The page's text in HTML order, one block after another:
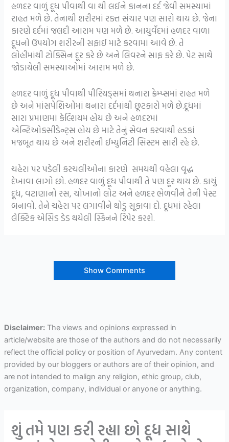
હળદર વાળું દૂધ પીવાથી વા થી લઈને કાનના દર્દ જેવી સમસ્યામાં
રાહત મળે છે. તેનાથી શરીરમાં રક્ત સંચાર પણ સારો થાય છે. જેના
કારણે દર્દમાં જલદી આરામ પણ મળે છે. આયુર્વેદમાં હળદર વાળા
દૂધનો ઉપયોગ શરીરની સફાઈ માટે કરવામાં આવે છે. તે
લોહીમાંથી ટોક્સિન દૂર કરે છે અને લિવરને સાફ કરે છે. પેટ સાથે
જોડાયેલી સમસ્યાઓમાં આરામ મળે છે.
હળદર વાળું દૂધ પીવાથી પીરિયડ્સમાં થનારા ક્રેમ્પ્સમાં રાહત મળે
છે અને માંસપેશિઓમાં થનારા દર્દમાંથી છૂટકારો મળે છે.દૂધમાં
સારા પ્રમાણમાં કેલ્શિયમ હોય છે અને હળદરમાં
એન્ટિઓક્સીડેન્ટ્સ હોય છે માટે તેનું સેવન કરવાથી હડકાં
મજબૂત થાય છે અને શરીરની ઈમ્યુનિટી સિસ્ટમ સારી રહે છે.
ચહેરા પર પડેલી કરચલીઓના કારણે સમયથી વહેલા વૃદ્ધ
દેખાવા લાગો છો. હળદર વાળું દૂધ પીવાથી તે પણ દૂર થાય છે. કાચું
દૂધ, વટાણાનો રસ, ચોખાનો લોટ અને હળદર ભેળવીને તેની પેસ્ટ
બનાવો. તેને ચહેરા પર લગાવીને થોડું સૂકાવા દો. દૂધમાં રહેલા
લેક્ટિક એસિડ ડેડ થયેલી સ્કિનને રિપેર કરશે.
Show Comments
Disclaimer:The views and opinions expressed in
article/website are those of the authors and do not necessarily
reflect the official policy or position of Ayurvedam. Any content
provided by our bloggers or authors are of their opinion, and
are not intended to malign any religion, ethic group, club,
organization, company, individual or anyone or anything.
શું તમે પણ કરી રહ્યા છો દૂધ સાથે